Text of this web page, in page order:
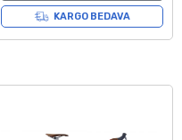
KARGO BEDAVA